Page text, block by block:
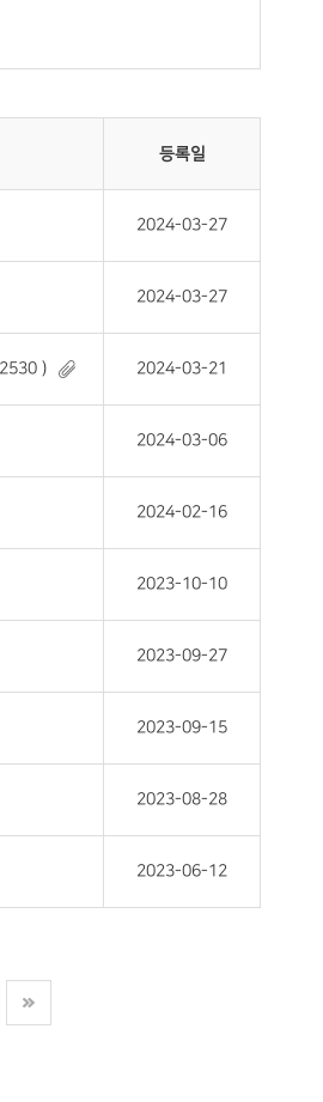
등록일
2024-03-27
2024-03-27
) 2024-03-21
2024-03-06
2024-02-16
2023-10-10
2023-09-27
2023-09-15
2023-08-28
2023-06-12